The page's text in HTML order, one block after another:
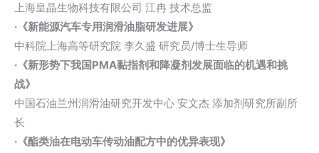
上海皇晶生物科技有限公司 江冉 技术总监
·《新能源汽车专用润滑油脂研发进展》
中科院上海高等研究院 李久盛 研究员/博士生导师
·《新形势下我国PMA黏指剂和降凝剂发展面临的机遇和挑
战》
中国石油兰州润滑油研究开发中心 安文杰 添加剂研究所副所
长
·《酯类油在电动车传动油配方中的优异表现》